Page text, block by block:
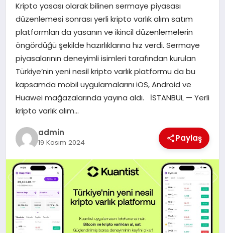
SAĞLIK
SPOR
TEKNOLOJI
YAŞAM
Kripto yasası olarak bilinen sermaye piyasası
düzenlemesi sonrası yerli kripto varlık alım satım
platformları da yasanın ve ikincil düzenlemelerin
öngördüğü şekilde hazırlıklarına hız verdi. Sermaye
piyasalarının deneyimli isimleri tarafından kurulan
Türkiye’nin yeni nesil kripto varlık platformu da bu
kapsamda mobil uygulamalarını iOS, Android ve
Huawei mağazalarında yayına aldı. İSTANBUL — Yerli
kripto varlık alım…
admin
19 Kasım 2024 Paylaş